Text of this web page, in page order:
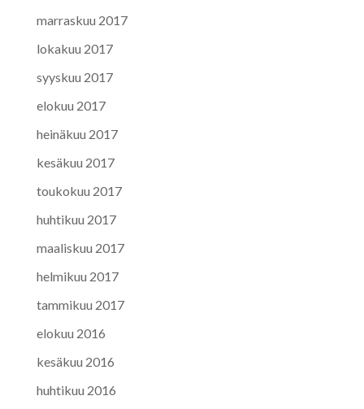
marraskuu 2017
lokakuu 2017
syyskuu 2017
elokuu 2017
heinäkuu 2017
kesäkuu 2017
toukokuu 2017
huhtikuu 2017
maaliskuu 2017
helmikuu 2017
tammikuu 2017
elokuu 2016
kesäkuu 2016
huhtikuu 2016